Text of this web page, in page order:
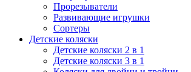
Прорезыватели
Развивающие игрушки
Сортеры
Детские коляски
Детские коляски 2 в 1
Детские коляски 3 в 1